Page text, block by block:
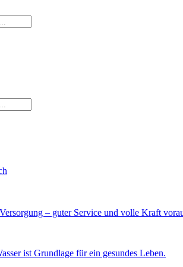
– guter Service und volle Kraft
ist Grundlage für ein gesundes Leben.